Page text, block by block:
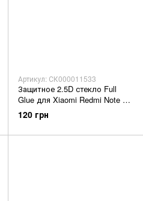
Артикул: СК000011533
Защитное 2.5D стекло Full
Glue для Xiaomi Redmi Note 5
f/s black (пов.) GOpt
120 грн